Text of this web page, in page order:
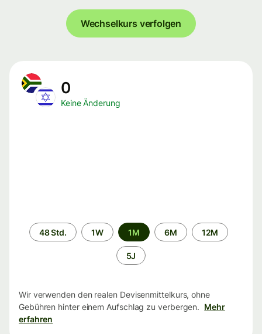
Wechselkurs verfolgen
0
Keine Änderung
Zeitraum
48 Std. 1W 1M 6M 12M
5J
Wir verwenden den realen Devisenmittelkurs, ohne
Gebühren hinter einem Aufschlag zu verbergen. Mehr
erfahren